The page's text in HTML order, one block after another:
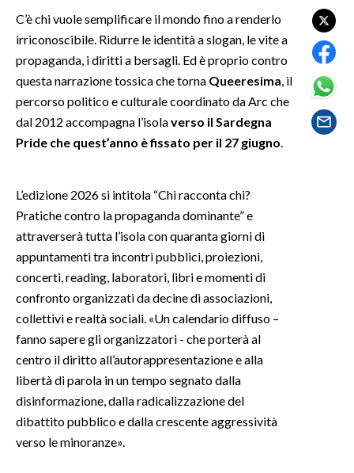
GOSSIP
SARDEGNA TURISMO
SARDI NEL MONDO
#CARAUNIONE
3 MINUTI CON
INSULARITÀ
ABBONATI
ANNUNCI
NECROLOGI
PUBBLICITÀ
C’è chi vuole semplificare il mondo fino a renderlo
irriconoscibile. Ridurre le identità a slogan, le vite a
propaganda, i diritti a bersagli. Ed è proprio contro
questa narrazione tossica che torna Queeresima , il
percorso politico e culturale coordinato da Arc che
dal 2012 accompagna l’isolaverso il Sardegna
Pride che quest’anno è fissato per il 27 giugno
L’edizione 2026 si intitola “Chi racconta chi?
Pratiche contro la propaganda dominante” e
attraverserà tutta l’isola con quaranta giorni di
appuntamenti tra incontri pubblici, proiezioni,
concerti, reading, laboratori, libri e momenti di
confronto organizzati da decine di associazioni,
collettivi e realtà sociali. «Un calendario diffuso –
fanno sapere gli organizzatori - che porterà al
centro il diritto all’autorappresentazione e alla
libertà di parola in un tempo segnato dalla
disinformazione, dalla radicalizzazione del
dibattito pubblico e dalla crescente aggressività
verso le minoranze».